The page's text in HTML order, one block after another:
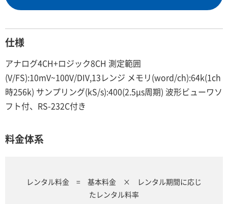
仕様
アナログ4CH+ロジック8CH 測定範囲
(V/FS):10mV~100V/DIV,13レンジ メモリ(word/ch):64k(1ch
時256k) サンプリング(kS/s):400(2.5μs周期) 波形ビューワソ
フト付、RS-232C付き
料金体系
レンタル料金 = 基本料金 × レンタル期間に応じ
たレンタル料率